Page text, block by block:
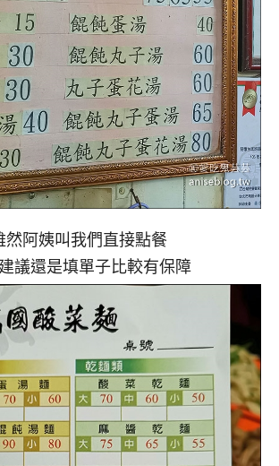
然阿姨叫我們直接點餐
議還是填單子比較有保障